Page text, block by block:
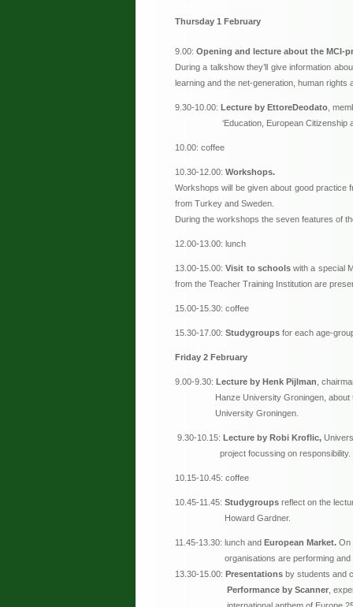
Thursday 1 February
9.00: Opening and lecture about the MCI-
During a talkshow they’ll give information
learning and the net-generation, human
9.30-10.00: Lecture by EttoreDeodato,
‘Education, European Citizenship and
10.00: coffee
10.30-12.00: Workshops.
Workshops will be given about good practice
from Turkey and Sweden.
During the workshops the seven features of
12.00-13.00: lunch
13.00-15.00:Visit to schoolswith a special
from the Teacher Training Institution are
15.00-15.30: coffee
15.30-17.00: Studygroups for each age-
Friday 2 February
9.00-9.30: Lecture by Henk Pijlman,
Hanze University Groningen, about the
University Groningen.
9.30-10.15: Lecture by Robi Kroflic,
project focussing on responsibility.
10.15-10.45: coffee
10.45-11.45: Studygroups reflect on the
Howard Gardner.
11.45-13.30: lunch and European Market. On
organisations are performing and
13.30-15.00: Presentations by students and
Performance by Scanner,